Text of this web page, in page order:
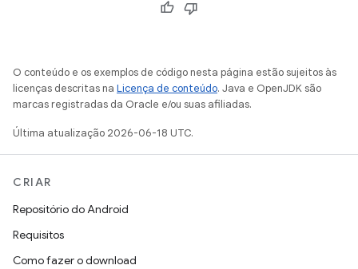
O conteúdo e os exemplos de código nesta página estão sujeitos às
licenças descritas na Licença de conteúdo. Java e OpenJDK são
marcas registradas da Oracle e/ou suas afiliadas.
Última atualização 2026-06-18 UTC.
CRIAR
Repositório do Android
Requisitos
Como fazer o download